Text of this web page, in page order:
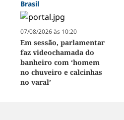
Brasil
07/08/2026 às 10:20
Em sessão, parlamentar
faz videochamada do
banheiro com ‘homem
no chuveiro e calcinhas
no varal’